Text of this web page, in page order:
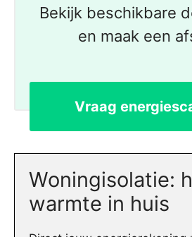
Bekijk beschikbare
en maak een
Vraag
Woningisolatie:
warmte in huis